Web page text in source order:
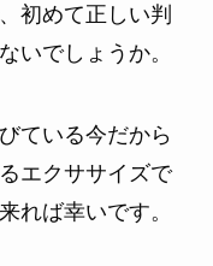
初めて正しい判
いでしょうか。
ている今だから
エクササイズで
れば幸いです。